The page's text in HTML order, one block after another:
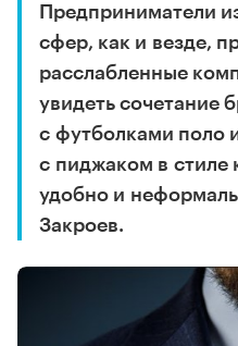
Предприниматели
сфер, как и везде,
расслабленные
увидеть сочетание
с футболками поло
с пиджаком в стиле
удобно и
Закроев.